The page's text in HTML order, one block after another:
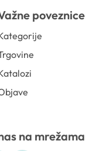
poveznice
na mrežama